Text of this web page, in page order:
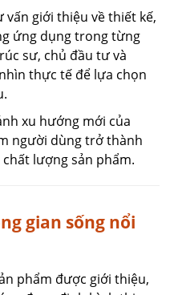
giới thiệu về thiết kế,
ứng dụng trong từng
sư, chủ đầu tư và
thực tế để lựa chọn
xu hướng mới của
người dùng trở thành
lượng sản phẩm.
gian sống nổi
phẩm được giới thiệu,